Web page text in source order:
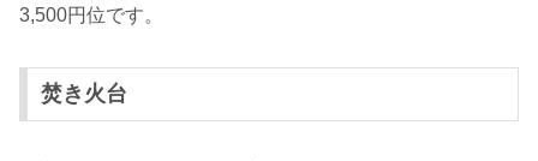
3,500円位です。
焚き火台